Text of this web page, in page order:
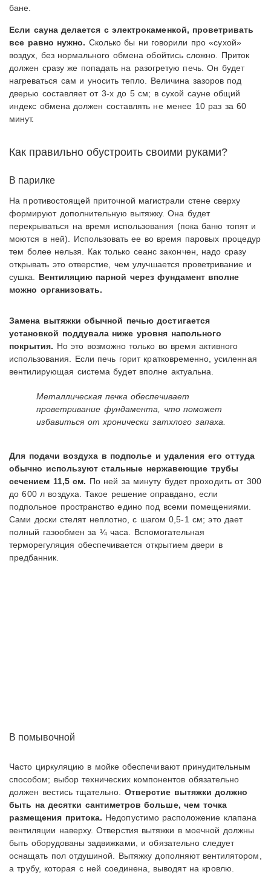
бане.
Если сауна делается с электрокаменкой, проветривать
все равно нужно. Сколько бы ни говорили про «сухой»
воздух, без нормального обмена обойтись сложно. Приток
должен сразу же попадать на разогретую печь. Он будет
нагреваться сам и уносить тепло. Величина зазоров под
дверью составляет от 3-х до 5 см; в сухой сауне общий
индекс обмена должен составлять не менее 10 раз за 60
минут.
Как правильно обустроить своими руками?
В парилке
На противостоящей приточной магистрали стене сверху
формируют дополнительную вытяжку. Она будет
перекрываться на время использования (пока баню топят и
моются в ней). Использовать ее во время паровых процедур
тем более нельзя. Как только сеанс закончен, надо сразу
открывать это отверстие, чем улучшается проветривание и
сушка. Вентиляцию парной через фундамент вполне
можно организовать.
Замена вытяжки обычной печью достигается
установкой поддувала ниже уровня напольного
покрытия. Но это возможно только во время активного
использования. Если печь горит кратковременно, усиленная
вентилирующая система будет вполне актуальна.
Металлическая печка обеспечивает
проветривание фундамента, что поможет
избавиться от хронически затхлого запаха.
Для подачи воздуха в подполье и удаления его оттуда
обычно используют стальные нержавеющие трубы
сечением 11,5 см. По ней за минуту будет проходить от 300
до 600 л воздуха. Такое решение оправдано, если
подпольное пространство едино под всеми помещениями.
Сами доски стелят неплотно, с шагом 0,5-1 см; это дает
полный газообмен за ¼ часа. Вспомогательная
терморегуляция обеспечивается открытием двери в
предбанник.
В помывочной
Часто циркуляцию в мойке обеспечивают принудительным
способом; выбор технических компонентов обязательно
должен вестись тщательно. Отверстие вытяжки должно
быть на десятки сантиметров больше, чем точка
размещения притока. Недопустимо расположение клапана
вентиляции наверху. Отверстия вытяжки в моечной должны
быть оборудованы задвижками, и обязательно следует
оснащать пол отдушиной. Вытяжку дополняют вентилятором,
а трубу, которая с ней соединена, выводят на кровлю.